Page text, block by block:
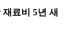
료비 5년 새